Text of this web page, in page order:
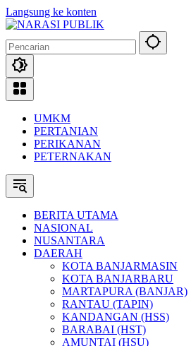
Langsung ke konten
UMKM
PERTANIAN
PERIKANAN
PETERNAKAN
BERITA UTAMA
NASIONAL
NUSANTARA
DAERAH
KOTA BANJARMASIN
KOTA BANJARBARU
MARTAPURA (BANJAR)
RANTAU (TAPIN)
KANDANGAN (HSS)
BARABAI (HST)
AMUNTAI (HSU)